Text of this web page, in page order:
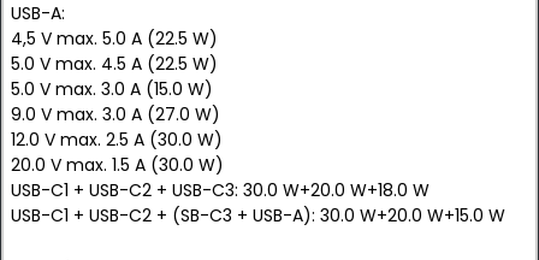
USB-A:
4,5 V max. 5.0 A (22.5 W)
5.0 V max. 4.5 A (22.5 W)
5.0 V max. 3.0 A (15.0 W)
9.0 V max. 3.0 A (27.0 W)
12.0 V max. 2.5 A (30.0 W)
20.0 V max. 1.5 A (30.0 W)
USB-C1 + USB-C2 + USB-C3: 30.0 W+20.0 W+18.0 W
USB-C1 + USB-C2 + (SB-C3 + USB-A): 30.0 W+20.0 W+15.0 W